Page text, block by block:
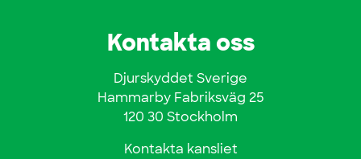
Kontakta oss
Djurskyddet Sverige
Hammarby Fabriksväg 25
120 30 Stockholm
Kontakta kansliet